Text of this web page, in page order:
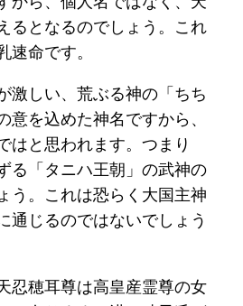
るとなるのでしょう。これ
速命です。
激しい、荒ぶる神の「ちち
意を込めた神名ですから、
はと思われます。つまり
る「タニハ王朝」の武神の
う。これは恐らく大国主神
通じるのではないでしょう
忍穂耳尊は高皇産霊尊の女